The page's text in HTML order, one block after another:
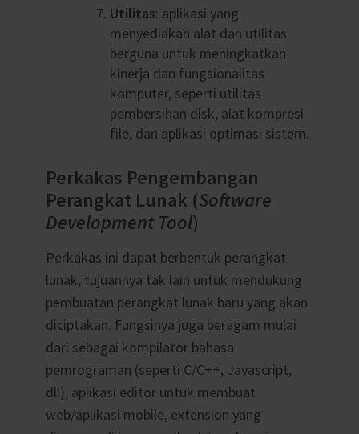
Utilitas: aplikasi yang
menyediakan alat dan utilitas
berguna untuk meningkatkan
kinerja dan fungsionalitas
komputer, seperti utilitas
pembersihan disk, alat kompresi
file, dan aplikasi optimasi sistem.
Perkakas Pengembangan
Perangkat Lunak (Software
Development Tool)
Perkakas ini dapat berbentuk perangkat
lunak, tujuannya tak lain untuk mendukung
pembuatan perangkat lunak baru yang akan
diciptakan. Fungsinya juga beragam mulai
dari sebagai kompilator bahasa
pemrograman (seperti C/C++, Javascript,
dll), aplikasi editor untuk membuat
web/aplikasi mobile, extension yang